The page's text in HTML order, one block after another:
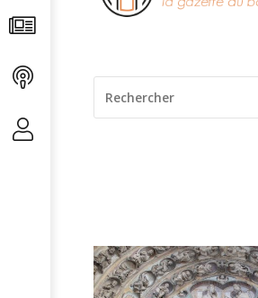
POUR
: